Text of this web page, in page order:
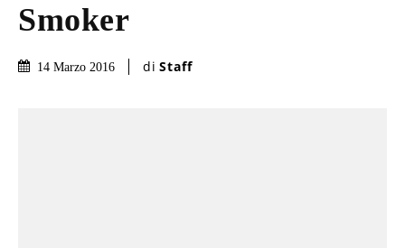
Smoker
14 Marzo 2016 di Staff